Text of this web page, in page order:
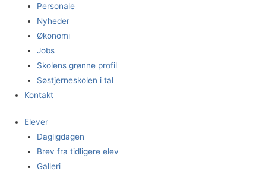
Personale
Nyheder
Økonomi
Jobs
Skolens grønne profil
Søstjerneskolen i tal
Kontakt
Elever
Dagligdagen
Brev fra tidligere elev
Galleri